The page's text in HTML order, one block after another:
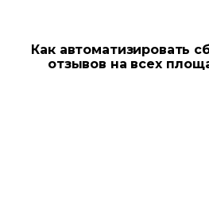
Как автоматизировать
отзывов на всех